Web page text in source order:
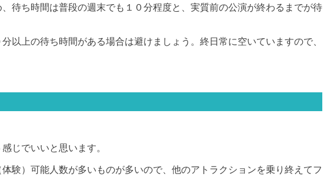
待ち時間は普段の週末でも１０分程度と、実質前の公演が終わるまでが待
以上の待ち時間がある場合は避けましょう。終日常に空いていますので、
じでいいと思います。
験）可能人数が多いものが多いので、他のアトラクションを乗り終えてフ